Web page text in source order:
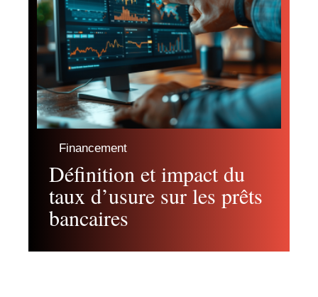
Financement
Définition et impact du
taux d’usure sur les prêts
bancaires